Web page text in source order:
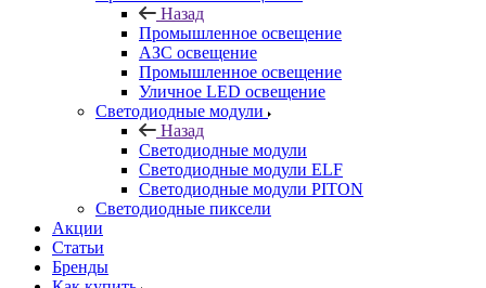
Назад
Промышленное освещение
АЗС освещение
Промышленное освещение
Уличное LED освещение
Светодиодные модули
Назад
Светодиодные модули
Светодиодные модули ELF
Светодиодные модули PITON
Светодиодные пиксели
Акции
Статьи
Бренды